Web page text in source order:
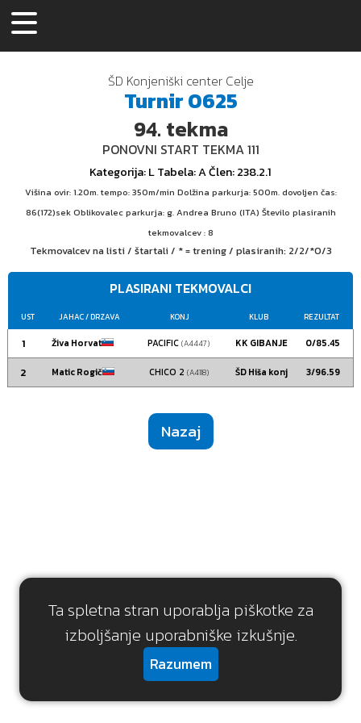
Ta spletna stran uporablja piškotke za
izboljšanje uporabniške izkušnje.
Razumem
ŠD Konjeniški center Celje
Turnir0625
94. tekma
PONOVNI START TEKMA 111
Kategorija: LTabela: AČlen: 238.2.1
Višina ovir: 1.20m. tempo: 350m/min Dolžina parkurja: 500m. dovoljen čas:
86(172)sek Oblikovalec parkurja: g. Andrea Bruno (ITA) Število plasiranih
tekmovalcev : 8
Tekmovalcev na listi / štartali / * = trening / plasiranih: 2/2/*0/3
PLASIRANI TEKMOVALCI
UST JAHAC/ DRZAVA KONJ KLUB REZULTAT
1 Živa Horvat PACIFIC(A4447) KK GIBANJE 0/85.45
2 Matic Rogič CHICO 2 (A4118) ŠD Hiša konj 3/96.59
Nazaj